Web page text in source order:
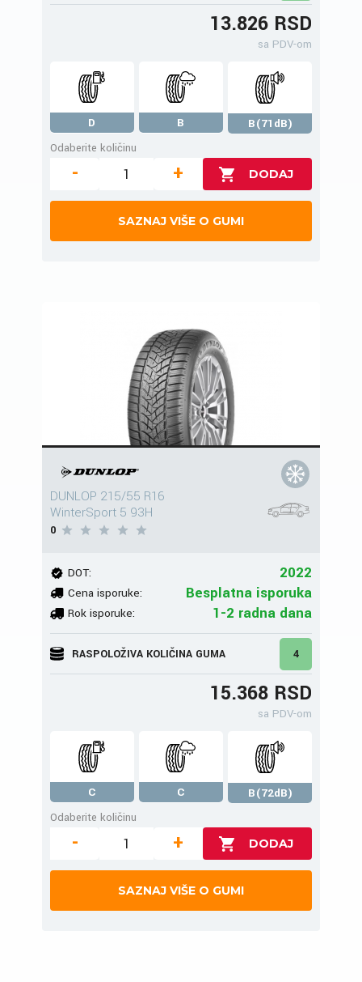
13.826 RSD
sa PDV-om
D B
B(71dB)
Odaberite količinu
- +
SAZNAJ VIŠE O GUMI
DUNLOP 215/55 R16
WinterSport 5 93H
0
DOT: 2022
Cena isporuke: Besplatna isporuka
Rok isporuke: 1-2 radna dana
RASPOLOŽIVA KOLIČINA GUMA 4
15.368 RSD
sa PDV-om
C C
B(72dB)
Odaberite količinu
- +
SAZNAJ VIŠE O GUMI